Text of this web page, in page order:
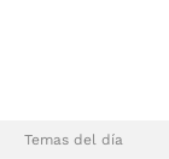
Temas del día